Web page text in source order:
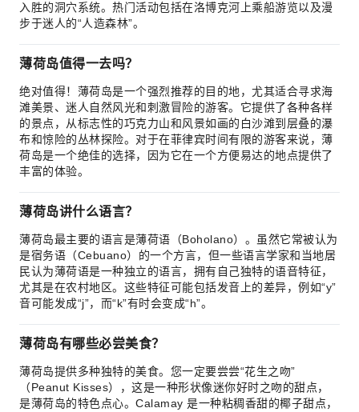
入胜的洞穴系统。热门活动包括在洛博克河上乘船游览以及漫
步于迷人的“人造森林”。
薄荷岛值得一去吗？
绝对值得！薄荷岛是一个强烈推荐的目的地，尤其适合寻求海
滩美景、迷人自然风光和刺激冒险的游客。它提供了各种各样
的景点，从标志性的巧克力山和风景如画的白沙滩到层叠的瀑
布和惊险的丛林探险。对于在菲律宾时间有限的游客来说，薄
荷岛是一个绝佳的选择，因为它在一个方便易达的地点提供了
丰富的体验。
薄荷岛讲什么语言？
薄荷岛最主要的语言是薄荷语（Boholano）。虽然它常被认为
是宿务语（Cebuano）的一个方言，但一些语言学家和当地居
民认为薄荷语是一种独立的语言，拥有自己独特的语音特征，
尤其是在农村地区。这些特征可能包括发音上的差异，例如“y”
音可能发成“j”，而“k”有时会变成“h”。
薄荷岛有哪些必尝美食？
薄荷岛提供多种独特的美食。您一定要尝尝“花生之吻”
（Peanut Kisses），这是一种形状像迷你好时之吻的甜点，
是薄荷岛的特色点心。Calamay 是一种粘稠香甜的椰子甜点，